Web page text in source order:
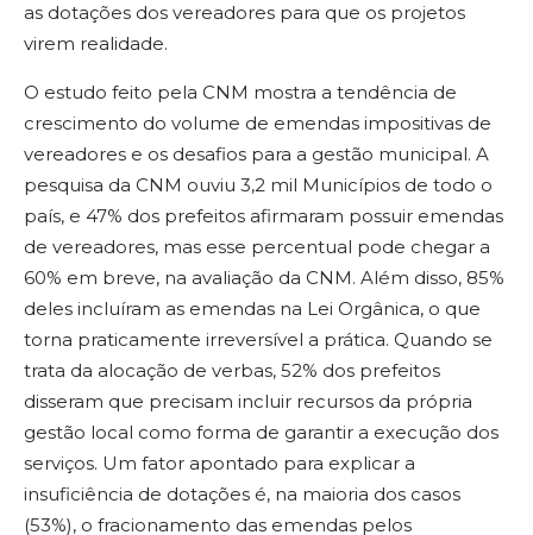
as dotações dos vereadores para que os projetos
virem realidade.
O estudo feito pela CNM mostra a tendência de
crescimento do volume de emendas impositivas de
vereadores e os desafios para a gestão municipal. A
pesquisa da CNM ouviu 3,2 mil Municípios de todo o
país, e 47% dos prefeitos afirmaram possuir emendas
de vereadores, mas esse percentual pode chegar a
60% em breve, na avaliação da CNM. Além disso, 85%
deles incluíram as emendas na Lei Orgânica, o que
torna praticamente irreversível a prática. Quando se
trata da alocação de verbas, 52% dos prefeitos
disseram que precisam incluir recursos da própria
gestão local como forma de garantir a execução dos
serviços. Um fator apontado para explicar a
insuficiência de dotações é, na maioria dos casos
(53%), o fracionamento das emendas pelos